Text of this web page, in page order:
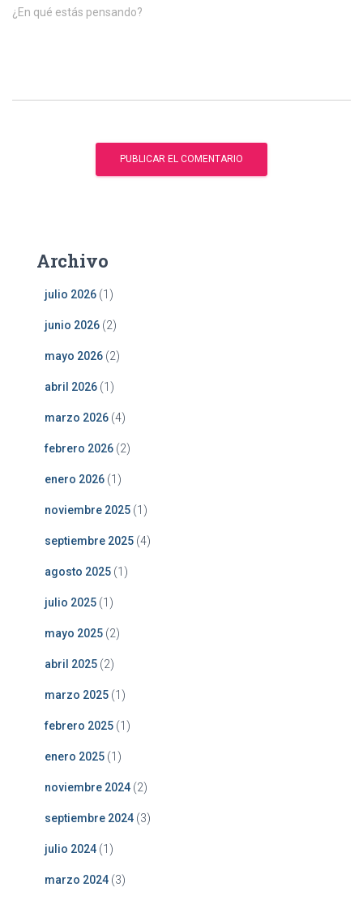
¿En qué estás pensando?
Archivo
julio 2026 (1)
junio 2026 (2)
mayo 2026 (2)
abril 2026 (1)
marzo 2026 (4)
febrero 2026 (2)
enero 2026 (1)
noviembre 2025 (1)
septiembre 2025 (4)
agosto 2025 (1)
julio 2025 (1)
mayo 2025 (2)
abril 2025 (2)
marzo 2025 (1)
febrero 2025 (1)
enero 2025 (1)
noviembre 2024 (2)
septiembre 2024 (3)
julio 2024 (1)
marzo 2024 (3)